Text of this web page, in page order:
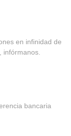
en infinidad de
infórmanos.
bancaria